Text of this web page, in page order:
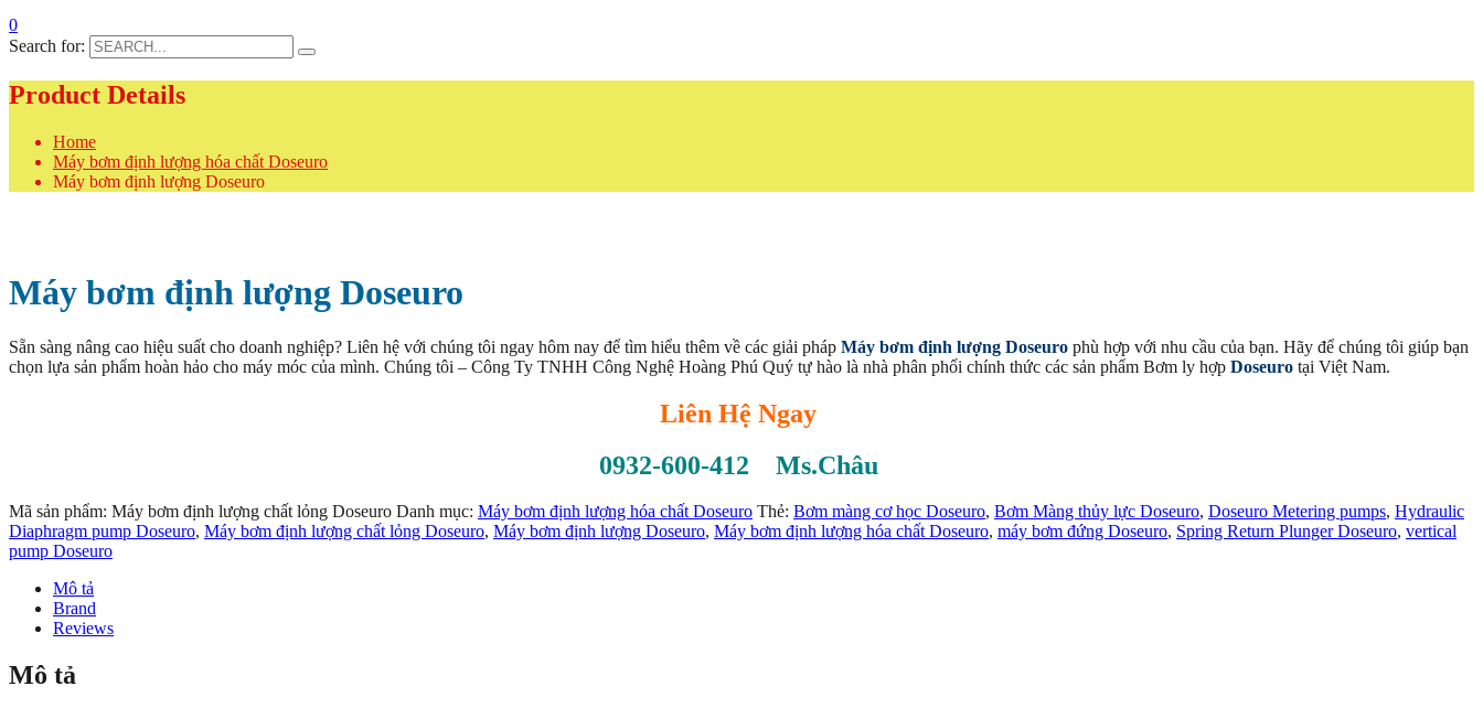
0
Search for:
Product Details
Home
Máy bơm định lượng hóa chất Doseuro
Máy bơm định lượng Doseuro
Máy bơm định lượng Doseuro
Sẵn sàng nâng cao hiệu suất cho doanh nghiệp? Liên hệ với chúng tôi ngay hôm nay để tìm hiểu thêm về các giải pháp Máy bơm định lượng Doseuro phù hợp với nhu cầu của bạn. Hãy để chúng tôi giúp bạn
chọn lựa sản phẩm hoàn hảo cho máy móc của mình. Chúng tôi – Công Ty TNHH Công Nghệ Hoàng Phú Quý tự hào là nhà phân phối chính thức các sản phẩm Bơm ly hợp Doseuro tại Việt Nam.
Liên Hệ Ngay
0932-600-412 Ms.Châu
Mã sản phẩm: Máy bơm định lượng chất lỏng Doseuro Danh mục: Máy bơm định lượng hóa chất Doseuro Thẻ: Bơm màng cơ học Doseuro, Bơm Màng thủy lực Doseuro, Doseuro Metering pumps, Hydraulic
Diaphragm pump Doseuro, Máy bơm định lượng chất lỏng Doseuro, Máy bơm định lượng Doseuro, Máy bơm định lượng hóa chất Doseuro, máy bơm đứng Doseuro, Spring Return Plunger Doseuro, vertical
pump Doseuro
Mô tả
Brand
Reviews
Mô tả